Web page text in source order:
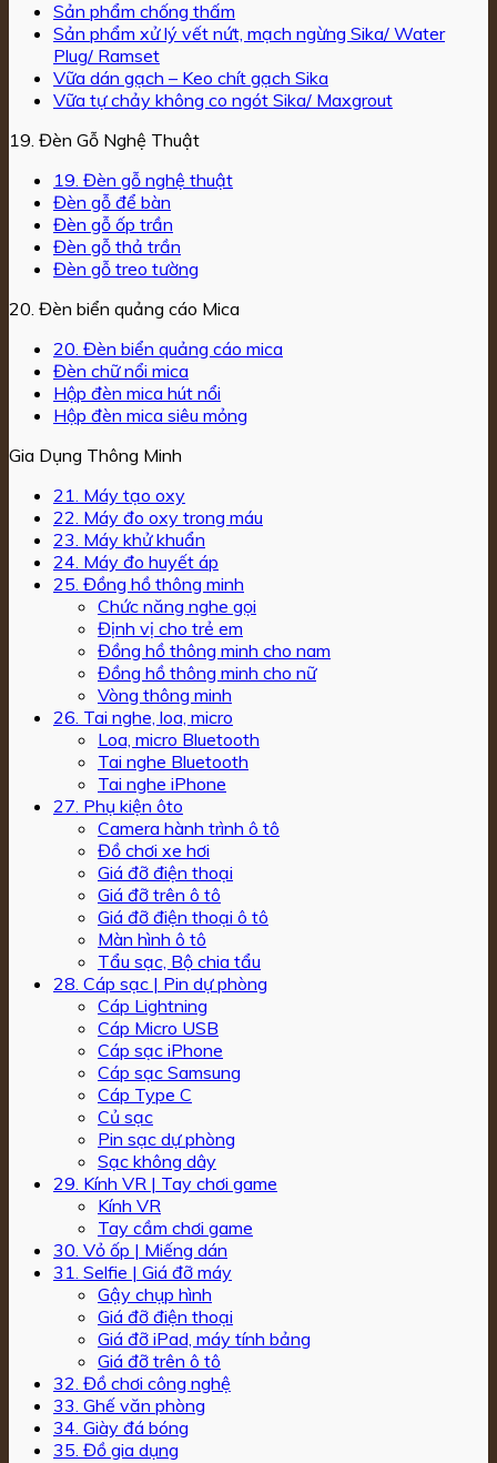
Sản phẩm chống thấm
Sản phẩm xử lý vết nứt, mạch ngừng Sika/ Water
Plug/ Ramset
Vữa dán gạch – Keo chít gạch Sika
Vữa tự chảy không co ngót Sika/ Maxgrout
19. Đèn Gỗ Nghệ Thuật
19. Đèn gỗ nghệ thuật
Đèn gỗ để bàn
Đèn gỗ ốp trần
Đèn gỗ thả trần
Đèn gỗ treo tường
20. Đèn biển quảng cáo Mica
20. Đèn biển quảng cáo mica
Đèn chữ nổi mica
Hộp đèn mica hút nổi
Hộp đèn mica siêu mỏng
Gia Dụng Thông Minh
21. Máy tạo oxy
22. Máy đo oxy trong máu
23. Máy khử khuẩn
24. Máy đo huyết áp
25. Đồng hồ thông minh
Chức năng nghe gọi
Định vị cho trẻ em
Đồng hồ thông minh cho nam
Đồng hồ thông minh cho nữ
Vòng thông minh
26. Tai nghe, loa, micro
Loa, micro Bluetooth
Tai nghe Bluetooth
Tai nghe iPhone
27. Phụ kiện ôto
Camera hành trình ô tô
Đồ chơi xe hơi
Giá đỡ điện thoại
Giá đỡ trên ô tô
Giá đỡ điện thoại ô tô
Màn hình ô tô
Tẩu sạc, Bộ chia tẩu
28. Cáp sạc | Pin dự phòng
Cáp Lightning
Cáp Micro USB
Cáp sạc iPhone
Cáp sạc Samsung
Cáp Type C
Củ sạc
Pin sạc dự phòng
Sạc không dây
29. Kính VR | Tay chơi game
Kính VR
Tay cầm chơi game
30. Vỏ ốp | Miếng dán
31. Selfie | Giá đỡ máy
Gậy chụp hình
Giá đỡ điện thoại
Giá đỡ iPad, máy tính bảng
Giá đỡ trên ô tô
32. Đồ chơi công nghệ
33. Ghế văn phòng
34. Giày đá bóng
35. Đồ gia dụng